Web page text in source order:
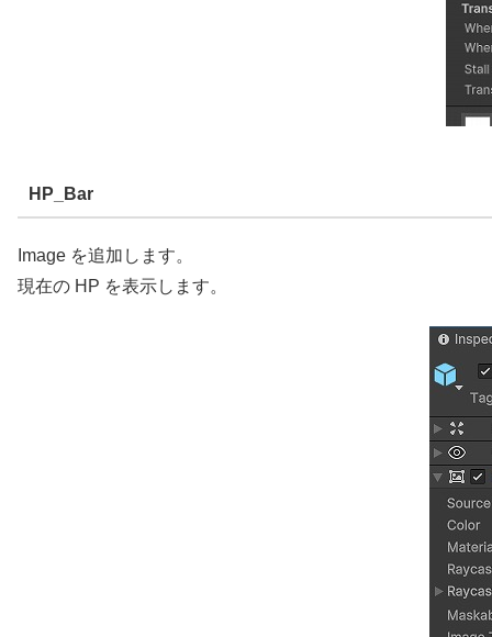
HP_Bar
Image を追加します。
現在の HP を表示します。